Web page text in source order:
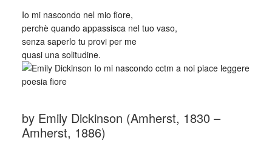
Io mi nascondo nel mio fiore,
perchè quando appassisca nel tuo vaso,
senza saperlo tu provi per me
quasi una solitudine.
by Emily Dickinson (Amherst, 1830 –
Amherst, 1886)